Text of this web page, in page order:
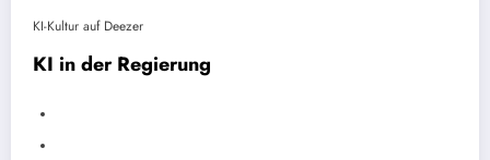
KI-Kultur auf Deezer
KI in der Regierung